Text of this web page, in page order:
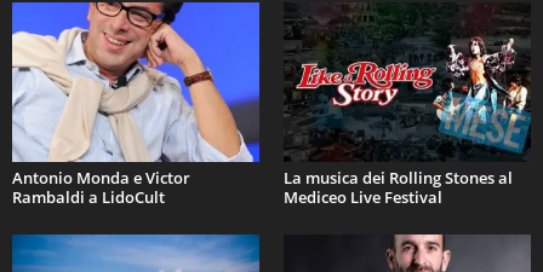
Antonio Monda e Victor
Rambaldi a LidoCult
La musica dei Rolling Stones al
Mediceo Live Festival